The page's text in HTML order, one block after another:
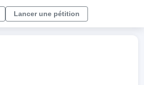
Lancer une pétition